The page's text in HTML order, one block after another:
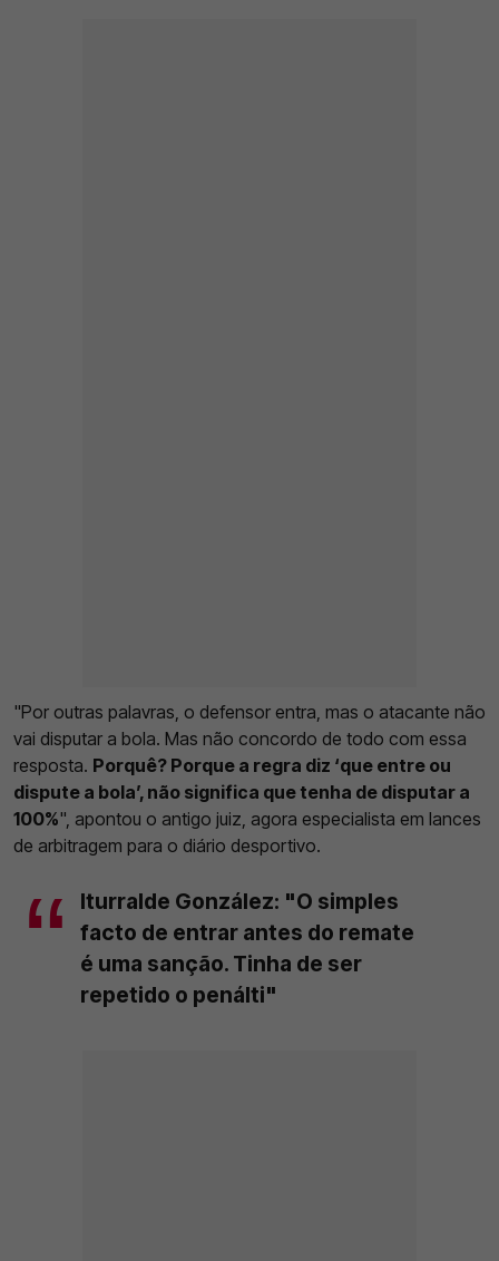
"Por outras palavras, o defensor entra, mas o atacante não
vai disputar a bola. Mas não concordo de todo com essa
resposta. Porquê? Porque a regra diz ‘que entre ou
dispute a bola’, não significa que tenha de disputar a
100%", apontou o antigo juiz, agora especialista em lances
de arbitragem para o diário desportivo.
Iturralde González: "O simples
facto de entrar antes do remate
é uma sanção. Tinha de ser
repetido o penálti"